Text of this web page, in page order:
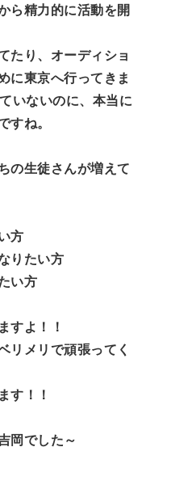
ら精力的に活動を開
たり、オーディショ
に東京へ行ってきま
いないのに、本当に
すね。
の生徒さんが増えて
方
りたい方
い方
すよ！！
リメリで頑張ってく
す！！
岡でした～